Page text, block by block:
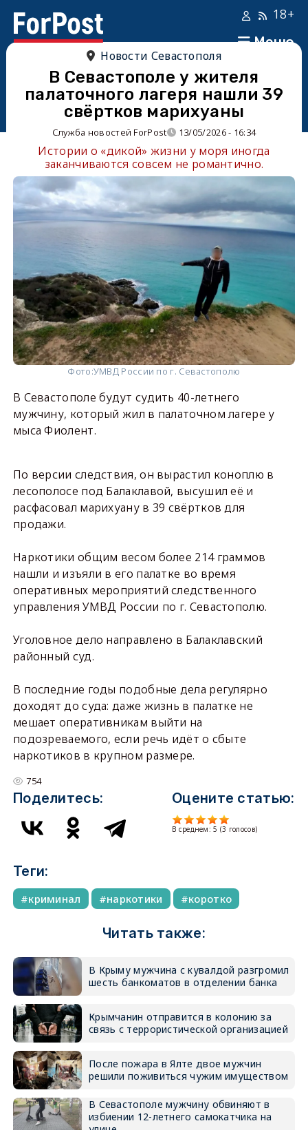
Меню
18+
Новости Севастополя
В Севастополе у жителя
палаточного лагеря нашли 39
свёртков марихуаны
Служба новостей ForPost 13/05/2026 - 16:34
Истории о «дикой» жизни у моря иногда
заканчиваются совсем не романтично.
Фото:УМВД России по г. Севастополю
В Севастополе будут судить 40-летнего
мужчину, который жил в палаточном лагере у
мыса Фиолент.
По версии следствия, он вырастил коноплю в
лесополосе под Балаклавой, высушил её и
расфасовал марихуану в 39 свёртков для
продажи.
Наркотики общим весом более 214 граммов
нашли и изъяли в его палатке во время
оперативных мероприятий следственного
управления УМВД России по г. Севастополю.
Уголовное дело направлено в Балаклавский
районный суд.
В последние годы подобные дела регулярно
доходят до суда: даже жизнь в палатке не
мешает оперативникам выйти на
подозреваемого, если речь идёт о сбыте
наркотиков в крупном размере.
754
Поделитесь: Оцените статью:
В среднем:5 (3 голосов)
Теги:
криминал наркотики коротко
Читать также:
В Крыму мужчина с кувалдой разгромил
шесть банкоматов в отделении банка
Крымчанин отправится в колонию за
связь с террористической организацией
После пожара в Ялте двое мужчин
решили поживиться чужим имуществом
В Севастополе мужчину обвиняют в
избиении 12-летнего самокатчика на